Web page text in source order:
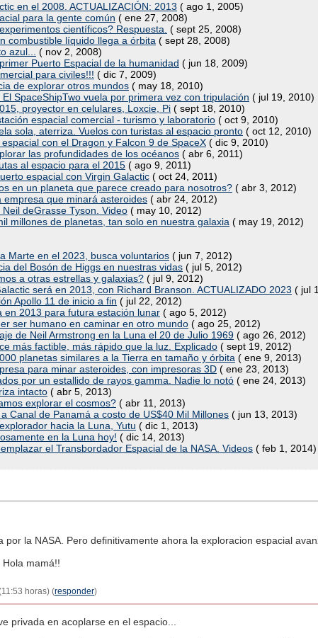
en el 2008. ACTUALIZACIÓN: 2013 ( ago 1, 2005)
para la gente común ( ene 27, 2008)
científicos? Respuesta. ( sept 25, 2008)
combustible líquido llega a órbita ( sept 28, 2008)
azul...
( nov 2, 2008)
Puerto Espacial de la humanidad ( jun 18, 2009)
para civiles!!! ( dic 7, 2009)
de explorar otros mundos ( may 18, 2010)
SpaceShipTwo vuela por primera vez con tripulación ( jul 19, 2010)
proyector en celulares, Loxcie, Pi ( sept 18, 2010)
espacial comercial - turismo y laboratorio ( oct 9, 2010)
sola, aterriza. Vuelos con turistas al espacio pronto ( oct 12, 2010)
con el Dragon y Falcon 9 de SpaceX ( dic 9, 2010)
las profundidades de los océanos ( abr 6, 2011)
al espacio para el 2015 ( ago 9, 2011)
espacial con Virgin Galactic ( oct 24, 2011)
en un planeta que parece creado para nosotros? ( abr 3, 2012)
que minará asteroides ( abr 24, 2012)
deGrasse Tyson. Video ( may 10, 2012)
millones de planetas, tan solo en nuestra galaxia ( may 19, 2012)
Marte en el 2023, busca voluntarios ( jun 7, 2012)
del Bosón de Higgs en nuestras vidas ( jul 5, 2012)
a otras estrellas y galaxias? ( jul 9, 2012)
será en 2013, con Richard Branson. ACTUALIZADO 2023 ( jul
Apollo 11 de inicio a fin ( jul 22, 2012)
2013 para futura estación lunar ( ago 5, 2012)
ser humano en caminar en otro mundo ( ago 25, 2012)
de Neil Armstrong en la Luna el 20 de Julio 1969 ( ago 26, 2012)
más factible, más rápido que la luz. Explicado ( sept 19, 2012)
planetas similares a la Tierra en tamaño y órbita ( ene 9, 2013)
para minar asteroides, con impresoras 3D ( ene 23, 2013)
por un estallido de rayos gamma. Nadie lo notó ( ene 24, 2013)
intacto ( abr 5, 2013)
explorar el cosmos? ( abr 11, 2013)
Canal de Panamá a costo de US$40 Mil Millones ( jun 13, 2013)
hacia la Luna, Yutu ( dic 1, 2013)
en la Luna hoy! ( dic 14, 2013)
el Transbordador Espacial de la NASA. Videos ( feb 1, 2014)
por la NASA. Pero definitivamente ahora la exploracion espacial
mamá!!
horas) (responder)
privada en acoplarse en el espacio...